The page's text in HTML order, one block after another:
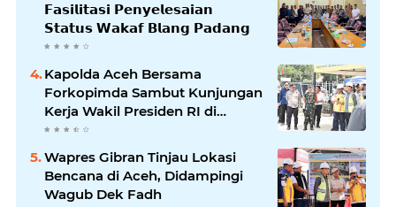
𝗙𝗮𝘀𝗶𝗹𝗶𝘁𝗮𝘀𝗶 𝗣𝗲𝗻𝘆𝗲𝗹𝗲𝘀𝗮𝗶𝗮𝗻
𝗦𝘁𝗮𝘁𝘂𝘀 𝗪𝗮𝗸𝗮𝗳 𝗕𝗹𝗮𝗻𝗴 𝗣𝗮𝗱𝗮𝗻𝗴
Kapolda Aceh Bersama
Forkopimda Sambut Kunjungan
Kerja Wakil Presiden RI di
Kabupaten Bireuen
Wapres Gibran Tinjau Lokasi
Bencana di Aceh, Didampingi
Wagub Dek Fadh